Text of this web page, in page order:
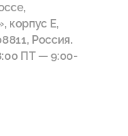
корпус Е,
Россия.
ПТ — 9:00-